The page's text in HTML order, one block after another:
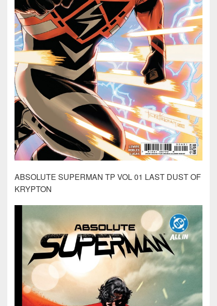
ABSOLUTE SUPERMAN TP VOL 01 LAST DUST OF
KRYPTON